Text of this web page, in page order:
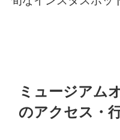
ミュージアム
のアクセス・